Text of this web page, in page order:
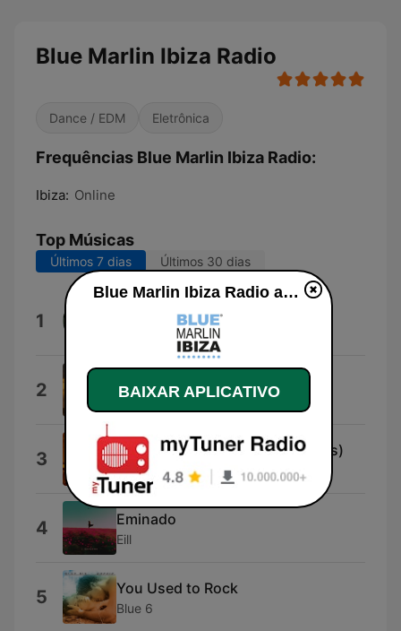
Blue Marlin Ibiza Radio
Dance / EDM Eletrônica
Frequências Blue Marlin Ibiza Radio:
Ibiza: Online
Top Músicas
Últimos 7 dias Últimos 30 dias
1 The Optimistic Voyeur
YSE Saint Laur'Ant
2 Pvre Surprise
3 Fantasy (feat. Sarah Jane Morris)
Atjazz
4 Eminado
Eill
5 You Used to Rock
Blue 6
Blue Marlin Ibiza Radio ao vivo
BAIXAR APLICATIVO